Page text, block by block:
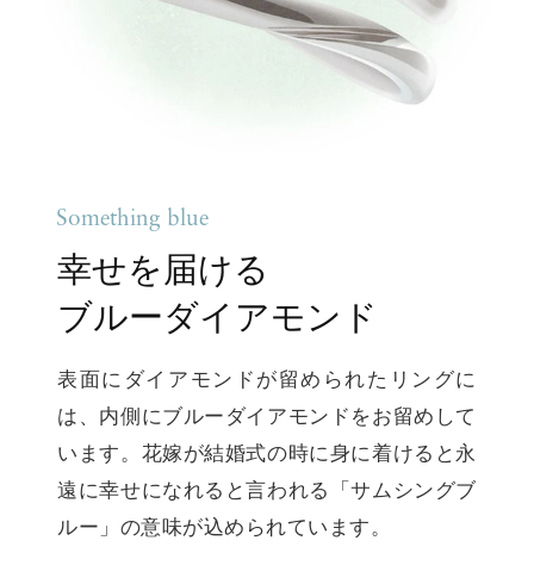
Something blue
幸せを届ける
ブルーダイアモンド
表面にダイアモンドが留められたリングに
は、内側にブルーダイアモンドをお留めして
います。花嫁が結婚式の時に身に着けると永
遠に幸せになれると言われる「サムシングブ
ルー」の意味が込められています。